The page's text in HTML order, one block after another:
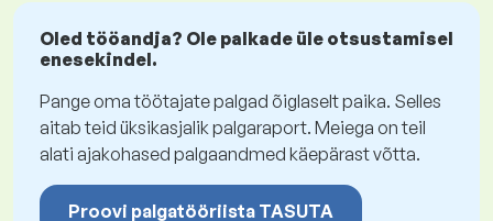
Oled tööandja? Ole palkade üle otsustamisel
enesekindel.
Pange oma töötajate palgad õiglaselt paika. Selles
aitab teid üksikasjalik palgaraport. Meiega on teil
alati ajakohased palgaandmed käepärast võtta.
Proovi palgatööriista TASUTA